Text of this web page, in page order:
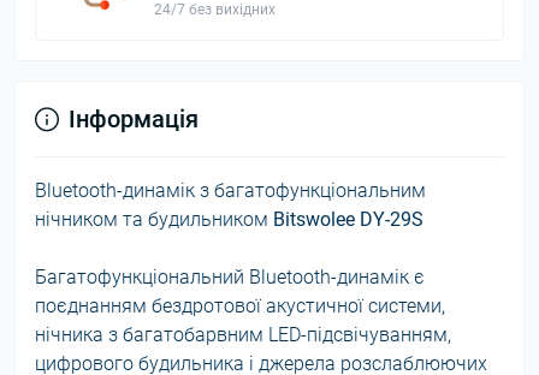
24/7 без вихідних
Інформація
Bluetooth-динамік з багатофункціональним
нічником та будильником Bitswolee DY-29S
Багатофункціональний Bluetooth-динамік є
поєднанням бездротової акустичної системи,
нічника з багатобарвним LED-підсвічуванням,
цифрового будильника і джерела розслаблюючих